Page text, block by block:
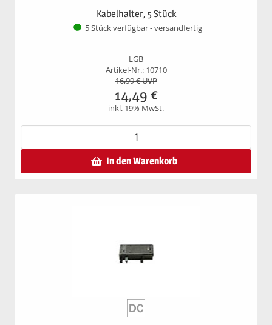
Kabelhalter, 5 Stück
5 Stück verfügbar - versandfertig
LGB
Artikel-Nr.: 10710
16,99€ UVP
14,49 €
inkl. 19% MwSt.
In den Warenkorb